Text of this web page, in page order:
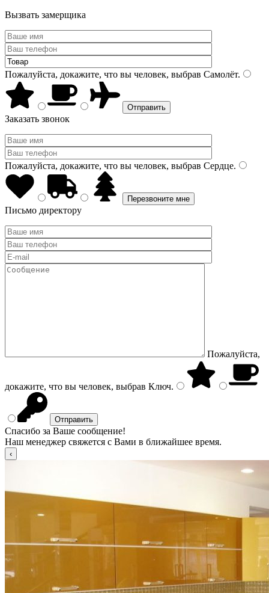
Вызвать замерщика
Пожалуйста, докажите, что вы человек, выбрав Самолёт.
Заказать звонок
Пожалуйста, докажите, что вы человек, выбрав Сердце.
Письмо директору
Пожалуйста,
докажите, что вы человек, выбрав Ключ.
Спасибо за Ваше сообщение!
Наш менеджер свяжется с Вами в ближайшее время.